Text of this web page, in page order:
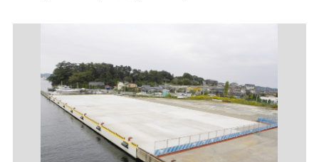
採用情報
お問い合わせ
プライバシーポリシー
社員行動規範